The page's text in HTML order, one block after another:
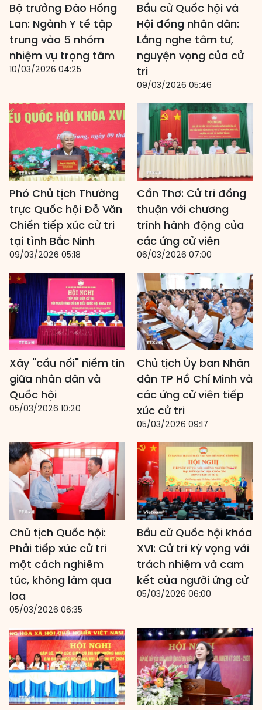
Bộ trưởng Đào Hồng
Lan: Ngành Y tế tập
trung vào 5 nhóm
nhiệm vụ trọng tâm
10/03/2026 04:25
Bầu cử Quốc hội và
Hội đồng nhân dân:
Lắng nghe tâm tư,
nguyện vọng của cử
tri
09/03/2026 05:46
Phó Chủ tịch Thường
trực Quốc hội Đỗ Văn
Chiến tiếp xúc cử tri
tại tỉnh Bắc Ninh
09/03/2026 05:18
Cần Thơ: Cử tri đồng
thuận với chương
trình hành động của
các ứng cử viên
06/03/2026 07:00
Xây "cầu nối" niềm tin
giữa nhân dân và
Quốc hội
05/03/2026 10:20
Chủ tịch Ủy ban Nhân
dân TP Hồ Chí Minh và
các ứng cử viên tiếp
xúc cử tri
05/03/2026 09:17
Chủ tịch Quốc hội:
Phải tiếp xúc cử tri
một cách nghiêm
túc, không làm qua
loa
05/03/2026 06:35
Bầu cử Quốc hội khóa
XVI: Cử tri kỳ vọng với
trách nhiệm và cam
kết của người ứng cử
05/03/2026 06:00